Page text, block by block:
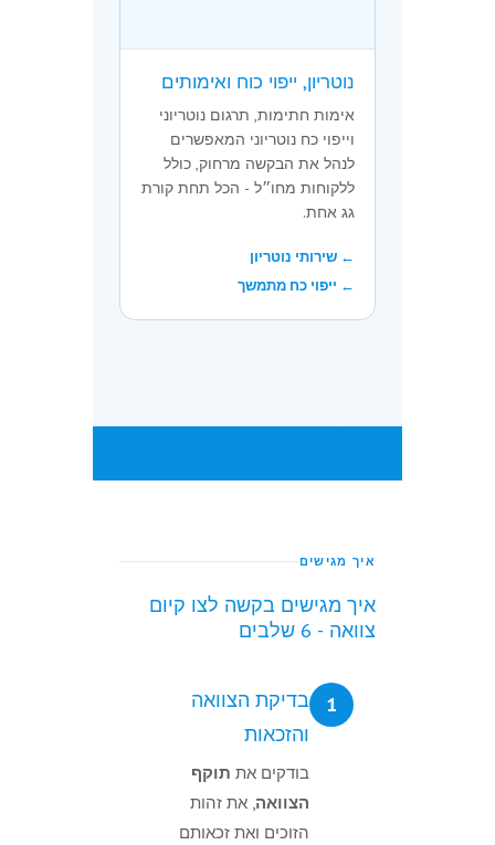
נוטריון, ייפוי כוח ואימותים
אימות חתימות, תרגום נוטריוני
וייפוי כח נוטריוני המאפשרים
לנהל את הבקשה מרחוק, כולל
ללקוחות מחו״ל - הכל תחת קורת
גג אחת.
← שירותי נוטריון
← ייפוי כח מתמשך
איך מגישים
איך מגישים בקשה לצו קיום
צוואה - 6 שלבים
1
בדיקת הצוואה
והזכאות
בודקים את תוקף
הצוואה, את זהות
הזוכים ואת זכאותם